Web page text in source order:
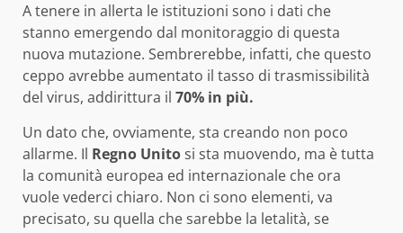
A tenere in allerta le istituzioni sono i dati che
stanno emergendo dal monitoraggio di questa
nuova mutazione. Sembrerebbe, infatti, che questo
ceppo avrebbe aumentato il tasso di trasmissibilità
del virus, addirittura il 70% in più.
Un dato che, ovviamente, sta creando non poco
allarme. Il Regno Unitosi sta muovendo, ma è tutta
la comunità europea ed internazionale che ora
vuole vederci chiaro. Non ci sono elementi, va
precisato, su quella che sarebbe la letalità, se